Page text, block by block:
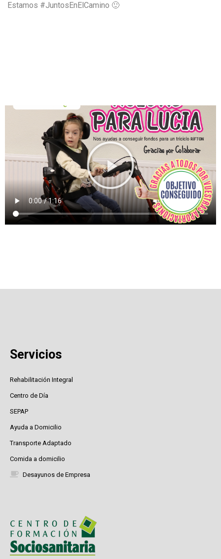
Estamos #JuntosEnElCamino 🙂
Servicios
Rehabilitación Integral
Centro de Día
SEPAP
Ayuda a Domicilio
Transporte Adaptado
Comida a domicilio
Desayunos de Empresa